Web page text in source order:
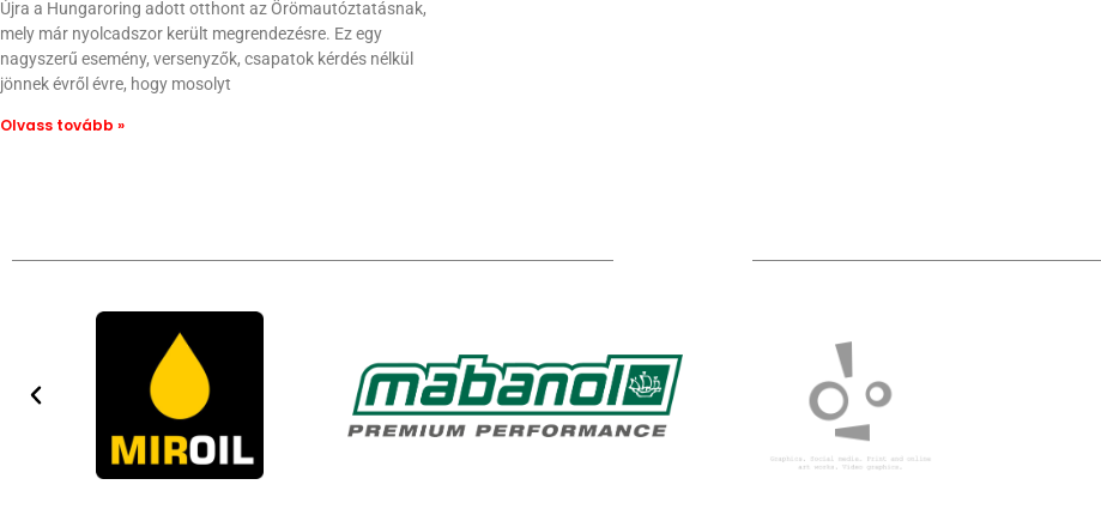
Újra a Hungaroring adott otthont az Örömautóztatásnak,
mely már nyolcadszor került megrendezésre. Ez egy
nagyszerű esemény, versenyzők, csapatok kérdés nélkül
jönnek évről évre, hogy mosolyt
Olvass tovább »